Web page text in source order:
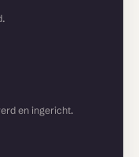
en ingericht.